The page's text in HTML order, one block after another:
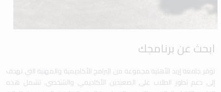
ابحث عن برنامجك
توفر جامعة إربد الأهلية مجموعة من البرامج الأكاديمية والمهنية التي تهدف
إلى دعم تطور الطلاب على الصعيدين الأكاديمي والشخصي. تشمل هذه